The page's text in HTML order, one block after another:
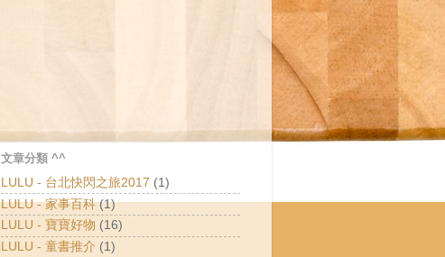
文章分類 ^^
LULU - 台北快閃之旅2017 (1)
LULU - 家事百科 (1)
LULU - 寶寶好物 (16)
LULU - 童書推介 (1)